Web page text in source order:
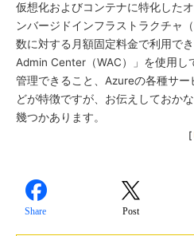
仮想化およびコンテナに特化した
ンバージドインフラストラクチャ
数に対する月額固定料金で利用で
Admin Center（WAC）」を使用し
管理できること、Azureの各種サ
どが特徴ですが、お伝えしておか
幾つかあります。
[
Share Post